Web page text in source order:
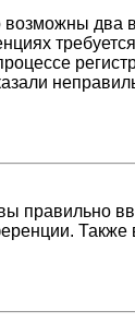
правильно